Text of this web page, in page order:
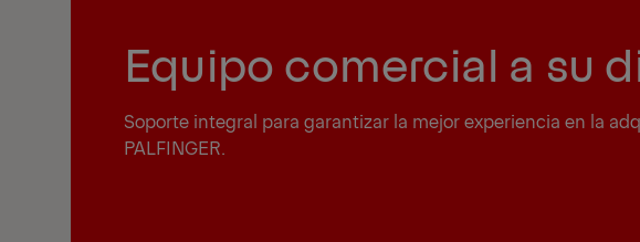
Equipo comercial a su
Soporte integral para garantizar la mejor experiencia en la
PALFINGER.